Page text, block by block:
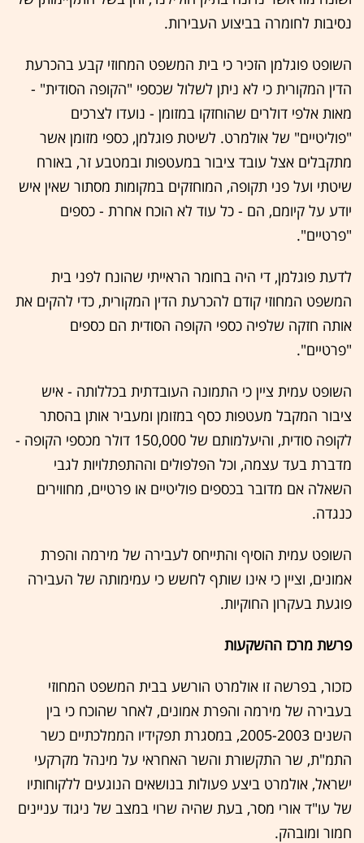
נסיבות לחומרה בביצוע העבירות.
השופט פוגלמן הזכיר כי בית המשפט המחוזי קבע בהכרעת
הדין המקורית כי לא ניתן לשלול שכספי "הקופה הסודית" -
מאות אלפי דולרים שהוחזקו במזומן - נועדו לצרכים
"פוליטיים" של אולמרט. לשיטת פוגלמן, כספי מזומן אשר
מתקבלים אצל עובד ציבור במעטפות ובמטבע זר, באורח
שיטתי ועל פני תקופה, המוחזקים במקומות מסתור שאין איש
יודע על קיומם, הם - כל עוד לא הוכח אחרת - כספים
"פרטיים".
לדעת פוגלמן, די היה בחומר הראייתי שהונח לפני בית
המשפט המחוזי קודם להכרעת הדין המקורית, כדי להקים את
אותה חזקה שלפיה כספי הקופה הסודית הם כספים
"פרטיים".
השופט עמית ציין כי התמונה העובדתית בכללותה - איש
ציבור המקבל מעטפות כסף במזומן ומעביר אותן בהסתר
לקופה סודית, והיעלמותם של 150,000 דולר מכספי הקופה -
מדברת בעד עצמה, וכל הפלפולים וההתפתלויות לגבי
השאלה אם מדובר בכספים פוליטיים או פרטיים, מחווירים
כנגדה.
השופט עמית הוסיף והתייחס לעבירה של מירמה והפרת
אמונים, וציין כי אינו שותף לחשש כי עמימותה של העבירה
פוגעת בעקרון החוקיות.
פרשת מרכז ההשקעות
כזכור, בפרשה זו אולמרט הורשע בבית המשפט המחוזי
בעבירה של מירמה והפרת אמונים, לאחר שהוכח כי בין
השנים 2005-2003, במסגרת תפקידיו הממלכתיים כשר
התמ"ת, שר התקשורת והשר האחראי על מינהל מקרקעי
ישראל, אולמרט ביצע פעולות בנושאים הנוגעים ללקוחותיו
של עו"ד אורי מסר, בעת שהיה שרוי במצב של ניגוד עניינים
חמור ומובהק.